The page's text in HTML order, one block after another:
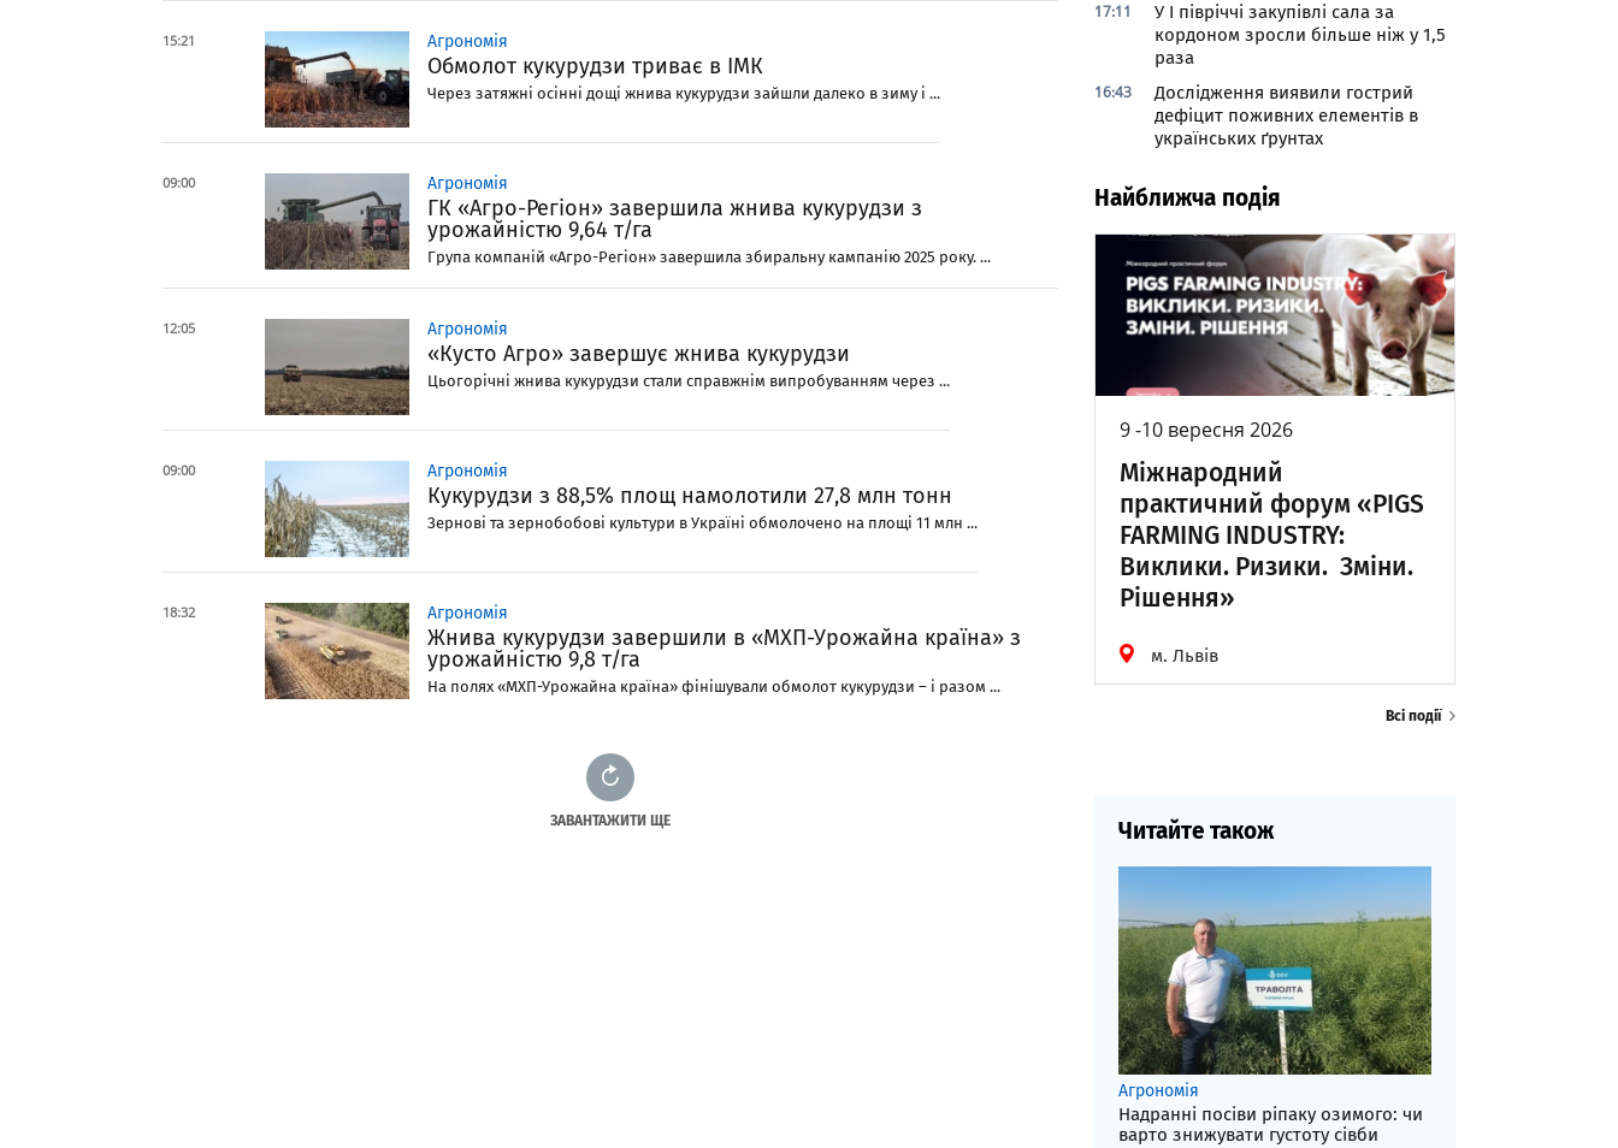
15:21 Агрономія
Обмолот кукурудзи триває в ІМК
Через затяжні осінні дощі жнива кукурудзи зайшли далеко в зиму і ...
09:00 Агрономія
ГК «Агро-Регіон» завершила жнива кукурудзи з
урожайністю 9,64 т/га
Група компаній «Агро-Регіон» завершила збиральну кампанію 2025 року. ...
12:05 Агрономія
«Кусто Агро» завершує жнива кукурудзи
Цьогорічні жнива кукурудзи стали справжнім випробуванням через ...
09:00 Агрономія
Кукурудзи з 88,5% площ намолотили 27,8 млн тонн
Зернові та зернобобові культури в Україні обмолочено на площі 11 млн ...
18:32 Агрономія
Жнива кукурудзи завершили в «МХП-Урожайна країна» з
урожайністю 9,8 т/га
На полях «МХП-Урожайна країна» фінішували обмолот кукурудзи – і разом ...
ЗАВАНТАЖИТИ ЩЕ
17:11
У І півріччі закупівлі сала за
кордоном зросли більше ніж у 1,5
раза
16:43
Дослідження виявили гострий
дефіцит поживних елементів в
українських ґрунтах
Найближча подія
9 -10 вересня 2026
Міжнародний
практичний форум «PIGS
FARMING INDUSTRY:
Виклики. Ризики. Зміни.
Рішення»
м. Львів
Всі події
Читайте також
Агрономія
Надранні посіви ріпаку озимого: чи
варто знижувати густоту сівби